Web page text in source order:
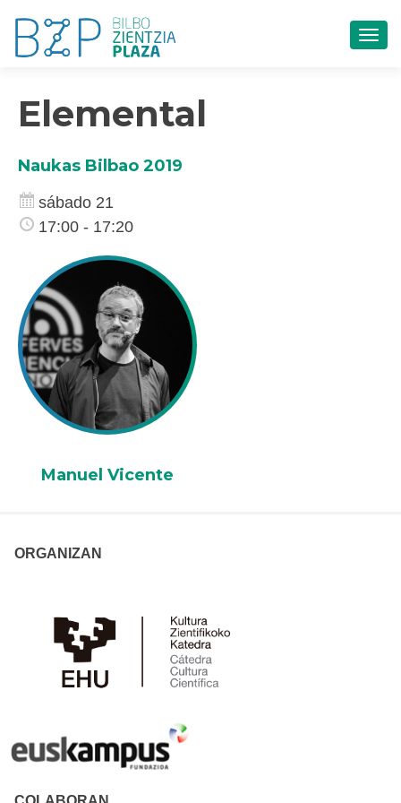
Elemental
Naukas Bilbao 2019
sábado 21
17:00 - 17:20
Manuel Vicente
ORGANIZAN